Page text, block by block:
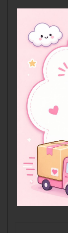
آن پخش
چیده شده است